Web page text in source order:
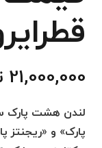
21,000,000
لندن هشت پارک
پارک» و «ریجنتز